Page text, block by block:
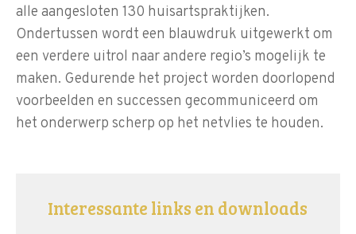
alle aangesloten 130 huisartspraktijken.
Ondertussen wordt een blauwdruk uitgewerkt om
een verdere uitrol naar andere regio’s mogelijk te
maken. Gedurende het project worden doorlopend
voorbeelden en successen gecommuniceerd om
het onderwerp scherp op het netvlies te houden.
Interessante links en downloads